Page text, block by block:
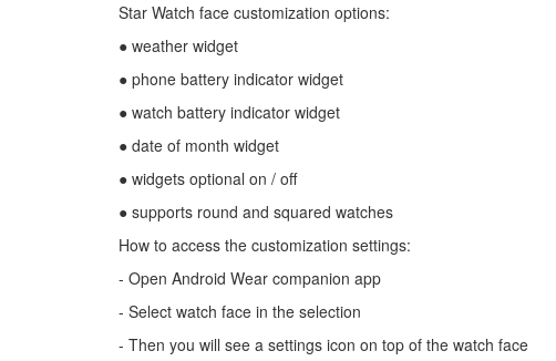
Star Watch face customization options:
● weather widget
● phone battery indicator widget
● watch battery indicator widget
● date of month widget
● widgets optional on / off
● supports round and squared watches
How to access the customization settings:
- Open Android Wear companion app
- Select watch face in the selection
- Then you will see a settings icon on top of the watch face